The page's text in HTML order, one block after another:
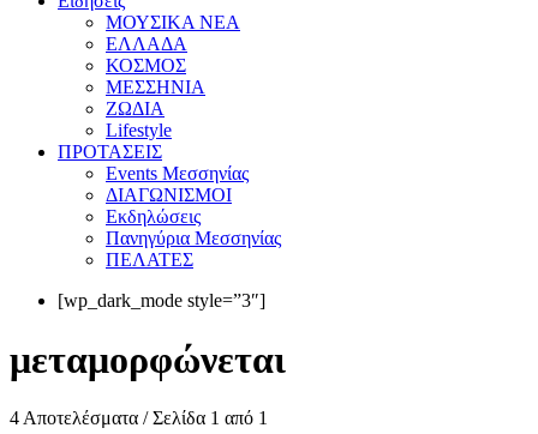
ΜΟΥΣΙΚΑ ΝΕΑ
ΕΛΛΑΔΑ
ΚΟΣΜΟΣ
ΜΕΣΣΗΝΙΑ
ΖΩΔΙΑ
Lifestyle
ΠΡΟΤΑΣΕΙΣ
Events Μεσσηνίας
ΔΙΑΓΩΝΙΣΜΟΙ
Εκδηλώσεις
Πανηγύρια Μεσσηνίας
ΠΕΛΑΤΕΣ
[wp_dark_mode style=”3″]
μεταμορφώνεται
4 Αποτελέσματα / Σελίδα 1 από 1